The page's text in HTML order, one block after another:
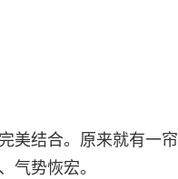
美结合。原来就有一帘
气势恢宏。